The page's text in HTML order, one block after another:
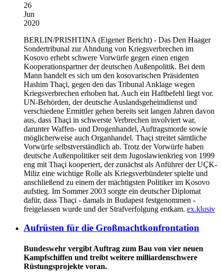
26
Jun
2020
BERLIN/PRISHTINA (Eigener Bericht) - Das Den Haager
Sondertribunal zur Ahndung von Kriegsverbrechen im
Kosovo erhebt schwere Vorwürfe gegen einen engen
Kooperationspartner der deutschen Außenpolitik. Bei dem
Mann handelt es sich um den kosovarischen Präsidenten
Hashim Thaçi, gegen den das Tribunal Anklage wegen
Kriegsverbrechen erhoben hat. Auch ein Haftbefehl liegt vor.
UN-Behörden, der deutsche Auslandsgeheimdienst und
verschiedene Ermittler gehen bereits seit langen Jahren davon
aus, dass Thaçi in schwerste Verbrechen involviert war,
darunter Waffen- und Drogenhandel, Auftragsmorde sowie
möglicherweise auch Organhandel. Thaçi streitet sämtliche
Vorwürfe selbstverständlich ab. Trotz der Vorwürfe haben
deutsche Außenpolitiker seit dem Jugoslawienkrieg von 1999
eng mit Thaçi kooperiert, der zunächst als Anführer der UÇK-
Miliz eine wichtige Rolle als Kriegsverbündeter spielte und
anschließend zu einem der mächtigsten Politiker im Kosovo
aufstieg. Im Sommer 2003 sorgte ein deutscher Diplomat
dafür, dass Thaçi - damals in Budapest festgenommen -
freigelassen wurde und der Strafverfolgung entkam. ex.klusiv
Aufrüsten für die Großmachtkonfrontation
Bundeswehr vergibt Auftrag zum Bau von vier neuen
Kampfschiffen und treibt weitere milliardenschwere
Rüstungsprojekte voran.